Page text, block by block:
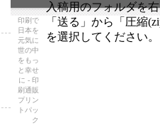
入稿用のフォルダを
「送る」から「圧縮
を選択してください。
印刷で
日本を
元気に
世の中
をもっ
と幸せ
に - 印
刷通販
プリン
トパッ
ク